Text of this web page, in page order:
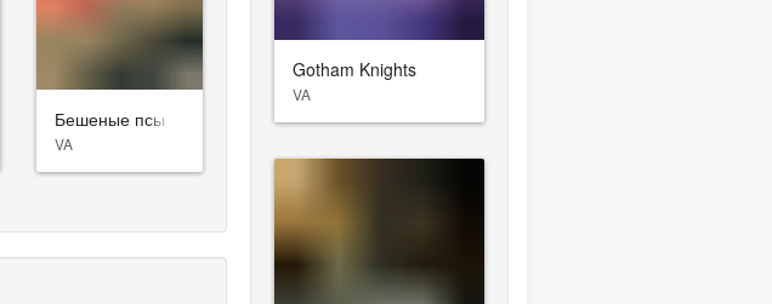
Бешеные псы
VA
Gotham Knights
VA